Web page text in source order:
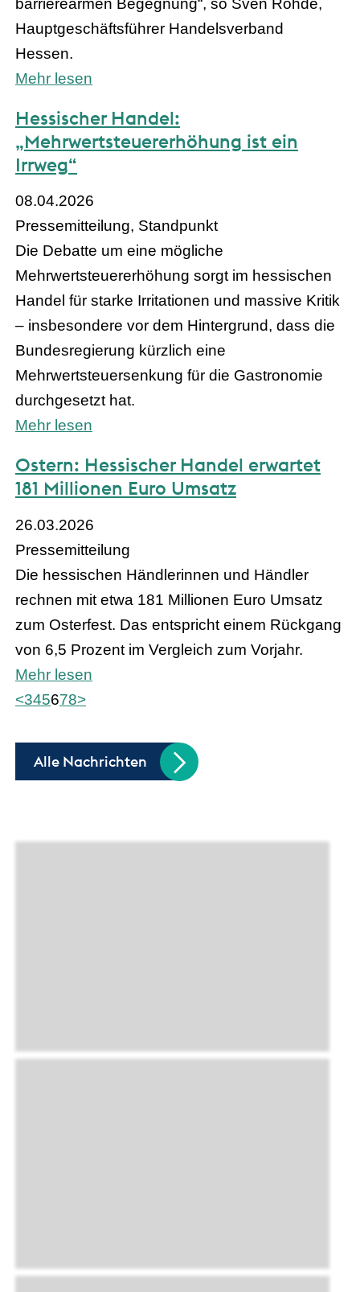
barrierearmen Begegnung“, so Sven Rohde,
Hauptgeschäftsführer Handelsverband
Hessen.
Mehr lesen
Hessischer Handel:
„Mehrwertsteuererhöhung ist ein
Irrweg“
08.04.2026
Pressemitteilung, Standpunkt
Die Debatte um eine mögliche
Mehrwertsteuererhöhung sorgt im hessischen
Handel für starke Irritationen und massive Kritik
– insbesondere vor dem Hintergrund, dass die
Bundesregierung kürzlich eine
Mehrwertsteuersenkung für die Gastronomie
durchgesetzt hat.
Mehr lesen
Ostern: Hessischer Handel erwartet
181 Millionen Euro Umsatz
26.03.2026
Pressemitteilung
Die hessischen Händlerinnen und Händler
rechnen mit etwa 181 Millionen Euro Umsatz
zum Osterfest. Das entspricht einem Rückgang
von 6,5 Prozent im Vergleich zum Vorjahr.
Mehr lesen
<345678>
Alle Nachrichten